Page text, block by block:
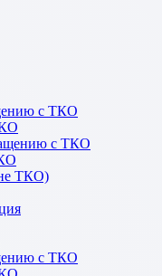
с ТКО
с ТКО
ТКО)
с ТКО